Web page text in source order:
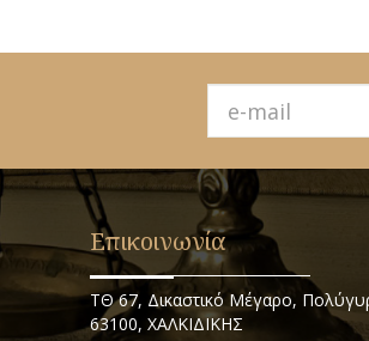
Επικοινωνία
ΤΘ 67, Δικαστικό Μέγαρο,
63100, ΧΑΛΚΙΔΙΚΗΣ